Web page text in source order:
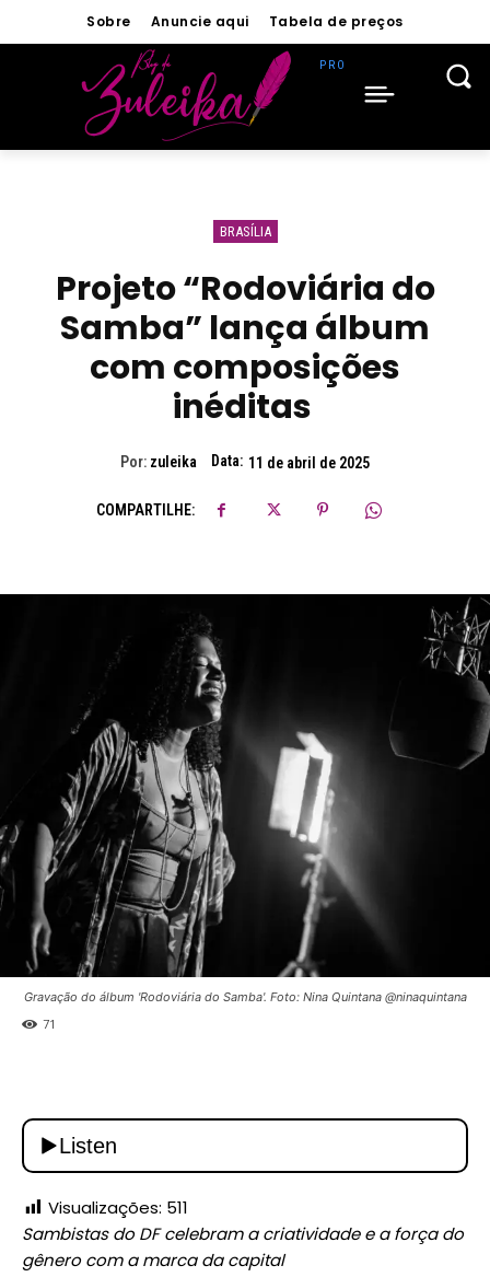
Sobre Anuncie aqui Tabela de preços
BRASÍLIA
Projeto “Rodoviária do
Samba” lança álbum
com composições
inéditas
Por: zuleika Data: 11 de abril de 2025
COMPARTILHE:
Gravação do álbum 'Rodoviária do Samba'. Foto: Nina Quintana @ninaquintana
71
Visualizações: 511
Sambistas do DF celebram a criatividade e a força do
gênero com a marca da capital